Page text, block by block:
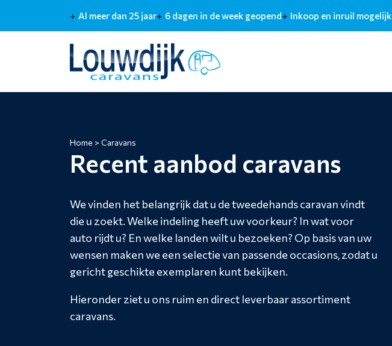
Al meer dan 25 jaar 6 dagen in de week geopend Inkoop en inruil mogelijk
Home > Caravans
Recent aanbod caravans
We vinden het belangrijk dat u de tweedehands caravan vindt
die u zoekt. Welke indeling heeft uw voorkeur? In wat voor
auto rijdt u? En welke landen wilt u bezoeken? Op basis van uw
wensen maken we een selectie van passende occasions, zodat u
gericht geschikte exemplaren kunt bekijken.
Hieronder ziet u ons ruim en direct leverbaar assortiment
caravans.